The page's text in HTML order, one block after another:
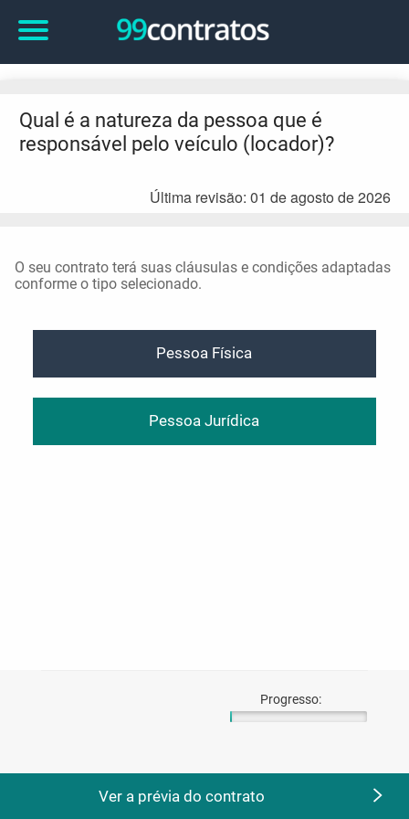
Ver a prévia do contrato
Qual é a natureza da pessoa que é
responsável pelo veículo (locador)?
Última revisão: 01 de agosto de 2026
O seu contrato terá suas cláusulas e condições adaptadas
conforme o tipo selecionado.
Pessoa Física
Pessoa Jurídica
Progresso: